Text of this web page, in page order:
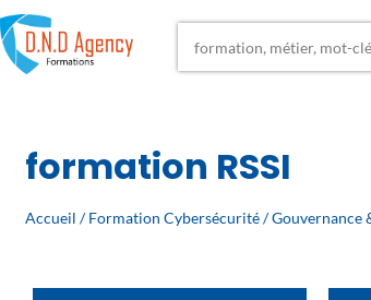
formation RSSI
Accueil /Formation Cybersécurité/Gouvernance